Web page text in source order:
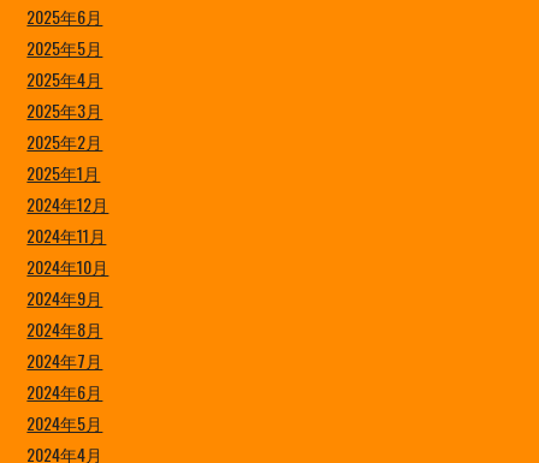
2025年6月
2025年5月
2025年4月
2025年3月
2025年2月
2025年1月
2024年12月
2024年11月
2024年10月
2024年9月
2024年8月
2024年7月
2024年6月
2024年5月
2024年4月